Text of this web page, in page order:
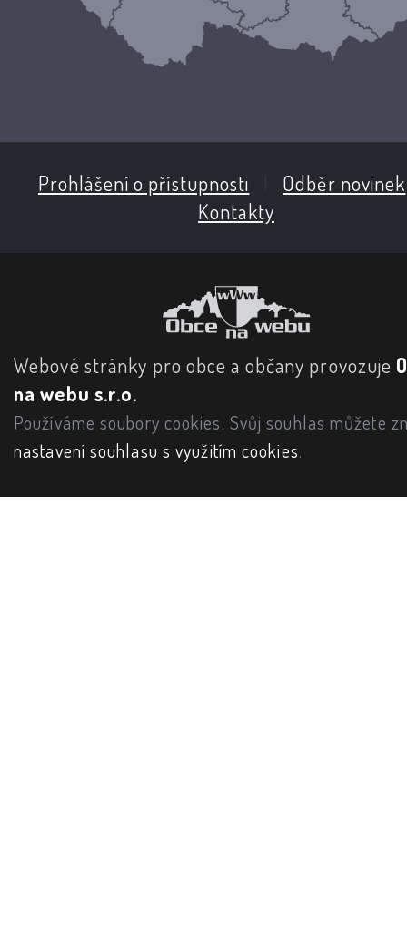
Prohlášení o přístupnosti Odběr novinek
Kontakty
Webové stránky pro obce a občany provozuje
na webu s.r.o.
Používáme soubory cookies. Svůj souhlas můžete
nastavení souhlasu s využitím cookies.